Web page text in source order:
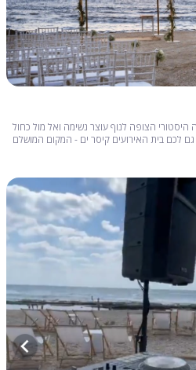
הצופה לנוף עוצר נשימה ואל מול כחול
לכם בית האירועים קיסר ים - המקום המושלם